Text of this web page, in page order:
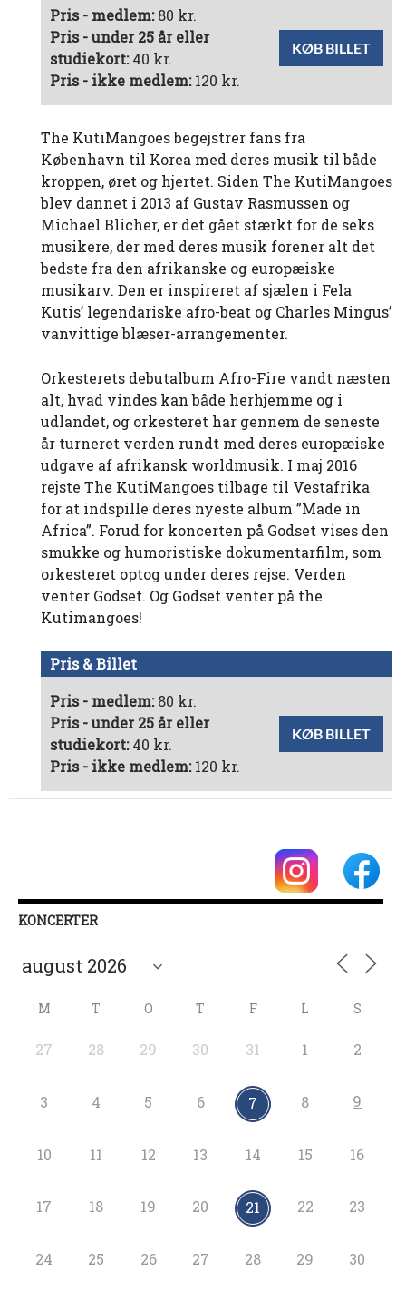
Pris - medlem:80 kr.
Pris - under 25 år eller
studiekort:40 kr.
Pris - ikke medlem:120 kr.
KØB BILLET
The KutiMangoes begejstrer fans fra
København til Korea med deres musik til både
kroppen, øret og hjertet. Siden The KutiMangoes
blev dannet i 2013 af Gustav Rasmussen og
Michael Blicher, er det gået stærkt for de seks
musikere, der med deres musik forener alt det
bedste fra den afrikanske og europæiske
musikarv. Den er inspireret af sjælen i Fela
Kutis’ legendariske afro-beat og Charles Mingus’
vanvittige blæser-arrangementer.
Orkesterets debutalbum Afro-Fire vandt næsten
alt, hvad vindes kan både herhjemme og i
udlandet, og orkesteret har gennem de seneste
år turneret verden rundt med deres europæiske
udgave af afrikansk worldmusik. I maj 2016
rejste The KutiMangoes tilbage til Vestafrika
for at indspille deres nyeste album ”Made in
Africa”. Forud for koncerten på Godset vises den
smukke og humoristiske dokumentarfilm, som
orkesteret optog under deres rejse. Verden
venter Godset. Og Godset venter på the
Kutimangoes!
Pris & Billet
Pris - medlem:80 kr.
Pris - under 25 år eller
studiekort:40 kr.
Pris - ikke medlem:120 kr.
KØB BILLET
KONCERTER
M T O T F L S
27 28 29 30 31 1 2
3 4 5 6 7 8 9
10 11 12 13 14 15 16
17 18 19 20 21 22 23
24 25 26 27 28 29 30